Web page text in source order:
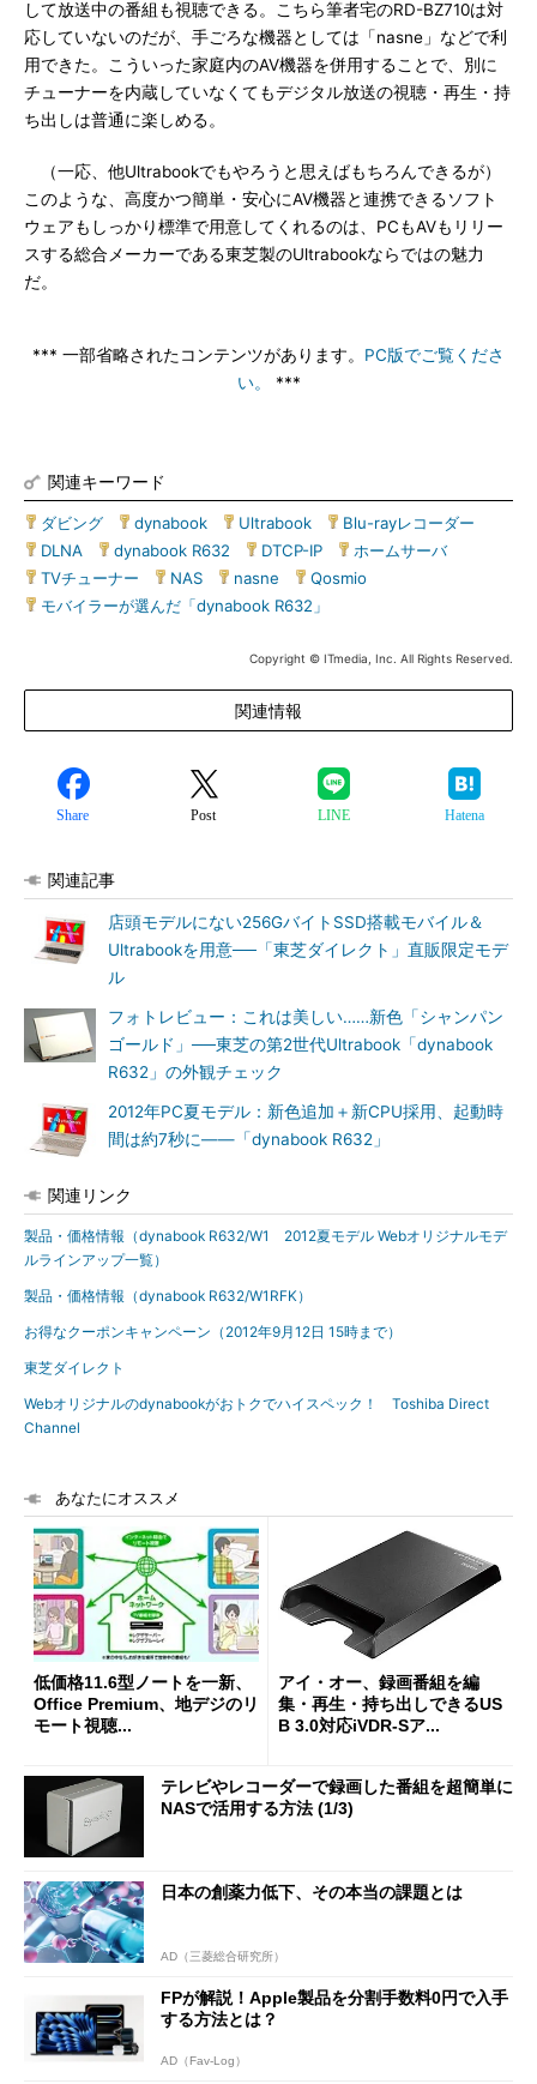
して放送中の番組も視聴できる。こちら筆者宅のRD-BZ710は対
応していないのだが、手ごろな機器としては「nasne」などで利
用できた。こういった家庭内のAV機器を併用することで、別に
チューナーを内蔵していなくてもデジタル放送の視聴・再生・持
ち出しは普通に楽しめる。
（一応、他Ultrabookでもやろうと思えばもちろんできるが）
このような、高度かつ簡単・安心にAV機器と連携できるソフト
ウェアもしっかり標準で用意してくれるのは、PCもAVもリリー
スする総合メーカーである東芝製のUltrabookならではの魅力
だ。
*** 一部省略されたコンテンツがあります。 PC版でご覧くださ
い。
***
関連キーワード
ダビング dynabook Ultrabook Blu-rayレコーダー
DLNA
dynabook R632 DTCP-IP ホームサーバ|
TVチューナー
NAS nasne Qosmio
モバイラーが選んだ「dynabook R632」
Copyright © ITmedia, Inc. All Rights Reserved.
関連情報
Share Post LINE Hatena
関連記事
店頭モデルにない256GバイトSSD搭載モバイル＆
Ultrabookを用意──「東芝ダイレクト」直販限定モデ
ル
フォトレビュー：これは美しい……新色「シャンパン
ゴールド」──東芝の第2世代Ultrabook「dynabook
R632」の外観チェック
2012年PC夏モデル：新色追加＋新CPU採用、起動時
間は約7秒に――「dynabook R632」
関連リンク
製品・価格情報（dynabook R632/W1 2012夏モデル Webオリジナルモデ
ルラインアップ一覧）
製品・価格情報（dynabook R632/W1RFK）
お得なクーポンキャンペーン（2012年9月12日 15時まで）
東芝ダイレクト
Webオリジナルのdynabookがおトクでハイスペック！ Toshiba Direct
Channel
あなたにオススメ
低価格11.6型ノートを一新、
Office Premium、地デジのリ
モート視聴...
アイ・オー、録画番組を編
集・再生・持ち出しできるUS
B 3.0対応iVDR-Sア...
テレビやレコーダーで録画した番組を超簡単に
NASで活用する方法 (1/3)
日本の創薬力低下、その本当の課題とは
AD（三菱総合研究所）
FPが解説！Apple製品を分割手数料0円で入手
する方法とは？
AD（Fav-Log）